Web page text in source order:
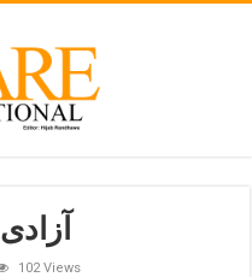
102 Views